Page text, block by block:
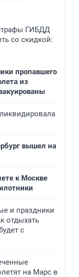
ГИБДД
со скидкой:
пропавшего
из
вышел на
к Москве
и праздники
отдыхать
с
на Марс в